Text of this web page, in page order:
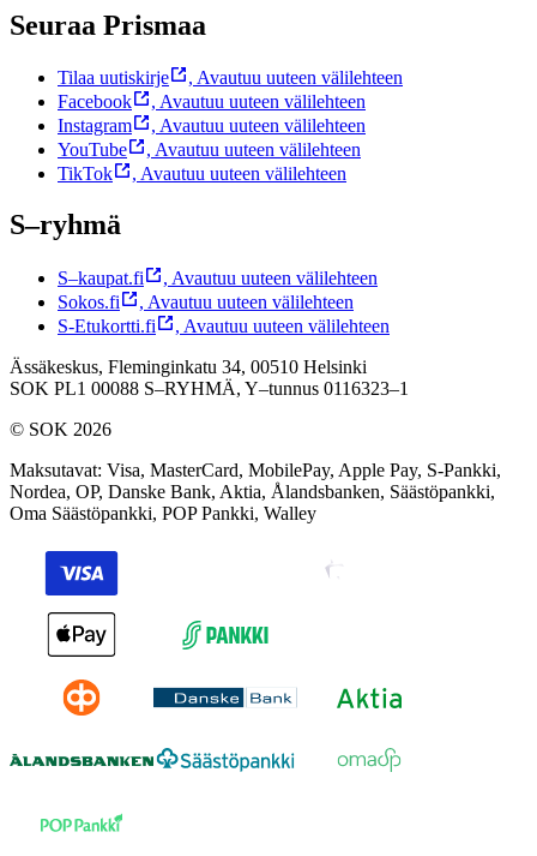
Seuraa Prismaa
Tilaa uutiskirje , Avautuu uuteen välilehteen
Facebook
, Avautuu uuteen välilehteen
Instagram
, Avautuu uuteen välilehteen
YouTube
, Avautuu uuteen välilehteen
TikTok
, Avautuu uuteen välilehteen
S–ryhmä
S–kaupat.fi , Avautuu uuteen välilehteen
Sokos.fi
, Avautuu uuteen välilehteen
S-Etukortti.fi
, Avautuu uuteen välilehteen
Ässäkeskus, Fleminginkatu 34, 00510 Helsinki
SOK PL1 00088 S–RYHMÄ, Y–tunnus 0116323–1
© SOK 2026
Maksutavat: Visa, MasterCard, MobilePay, Apple Pay, S-Pankki,
Nordea, OP, Danske Bank, Aktia, Ålandsbanken, Säästöpankki,
Oma Säästöpankki, POP Pankki, Walley